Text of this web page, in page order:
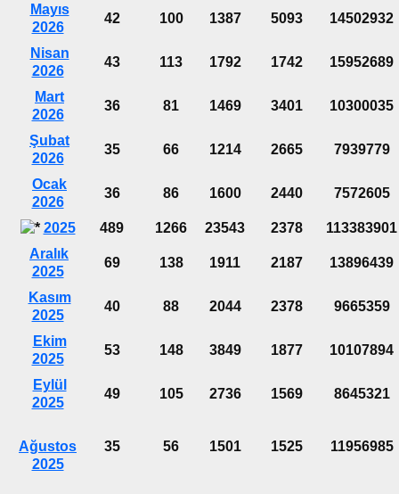
Mayıs
2026
42 100 1387 5093 14502932
Nisan
2026
43 113 1792 1742 15952689
Mart
2026
36 81 1469 3401 10300035
Şubat
2026
35 66 1214 2665 7939779
Ocak
2026
36 86 1600 2440 7572605
2025 489 1266 23543 2378
113383901
Aralık
2025
69 138 1911 2187 13896439
Kasım
2025
40 88 2044 2378 9665359
Ekim
2025
53 148 3849 1877 10107894
Eylül
2025
49 105 2736 1569 8645321
Ağustos
2025
35 56 1501 1525 11956985